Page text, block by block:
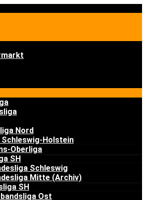
Nord
Schleswig-Holstein
Oberliga
SH
Schleswig
Mitte (Archiv)
SH
Ost